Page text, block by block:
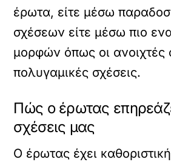
έρωτα, είτε μέσω
σχέσεων είτε μέσω πιο
μορφών όπως οι ανοιχτές
πολυγαμικές σχέσεις.
Πώς ο έρωτας
σχέσεις μας
Ο έρωτας έχει